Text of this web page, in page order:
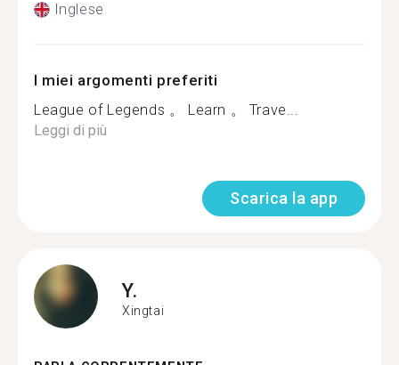
Inglese
I miei argomenti preferiti
League of Legends 。 Learn 。 Trave...
Leggi di più
Scarica la app
Y.
Xingtai